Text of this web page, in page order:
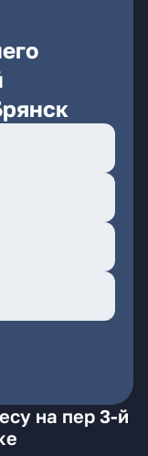
на пер 3-й